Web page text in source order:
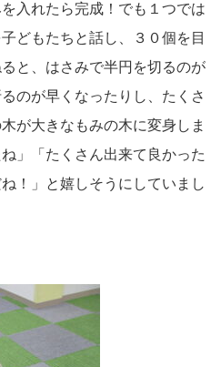
入れたら完成！でも１つでは
どもたちと話し、３０個を目
と、はさみで半円を切るのが
のが早くなったりし、たくさ
が大きなもみの木に変身しま
」「たくさん出来て良かった
！」と嬉しそうにしていまし